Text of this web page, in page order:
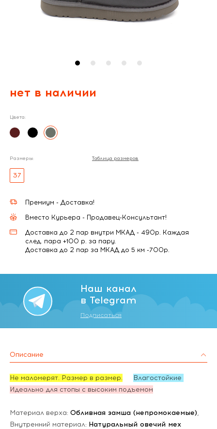
нет в наличии
Цвета:
Размеры: Таблица размеров
37
Премиум - Доставка!
Вместо Курьера - Продавец-Консультант!
Доставка до 2 пар внутри МКАД - 490р. Каждая
след. пара +100 р. за пару.
Доставка до 2 пар за МКАД до 5 км -700р.
Наш канал
в Telegram
Подписаться
Описание
Не маломерят. Размер в размер.
Влагостойкие
Идеально для стопы с высоким подъемом
Материал верха: Обливная замша (непромокаемые),
Внутренний материал: Натуральный овечий мех